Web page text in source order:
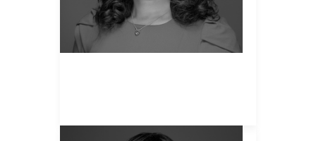
relevante Beschaffungsprogramme
zu schaffen, die den Eigentümern
und Hotels der größten Region von
IHG dienen.